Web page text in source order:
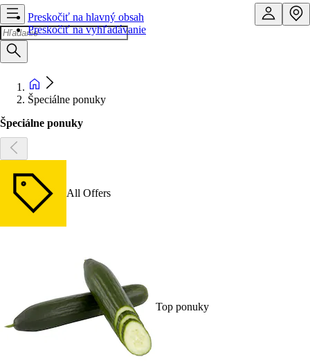
Preskočiť na hlavný obsah
Preskočiť na vyhľadávanie
Špeciálne ponuky
Špeciálne ponuky
All Offers
Top ponuky